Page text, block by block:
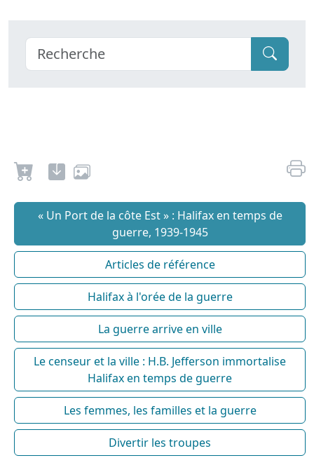
« Un Port de la côte Est » : Halifax en temps de
guerre, 1939-1945
Articles de référence
Halifax à l'orée de la guerre
La guerre arrive en ville
Le censeur et la ville : H.B. Jefferson immortalise
Halifax en temps de guerre
Les femmes, les familles et la guerre
Divertir les troupes